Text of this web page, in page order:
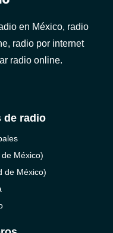
en México, radio
radio por internet
radio online.
de radio
México)
de México)